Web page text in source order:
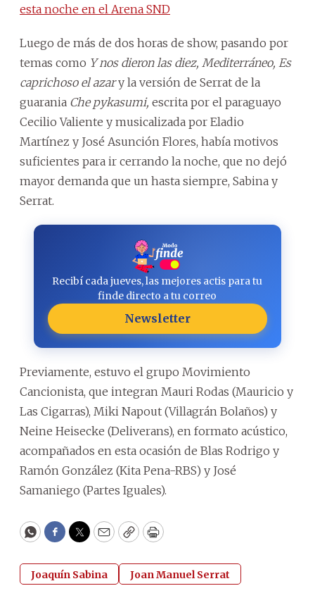
esta noche en el Arena SND
Luego de más de dos horas de show, pasando por
temas como Y nos dieron las diez, Mediterráneo, Es
caprichoso el azary la versión de Serrat de la
guarania Che pykasumi, escrita por el paraguayo
Cecilio Valiente y musicalizada por Eladio
Martínez y José Asunción Flores, había motivos
suficientes para ir cerrando la noche, que no dejó
mayor demanda que un hasta siempre, Sabina y
Serrat.
Recibí cada jueves, las mejores actis para tu
finde directo a tu correo
Newsletter
Previamente, estuvo el grupo Movimiento
Cancionista, que integran Mauri Rodas (Mauricio y
Las Cigarras), Miki Napout (Villagrán Bolaños) y
Neine Heisecke (Deliverans), en formato acústico,
acompañados en esta ocasión de Blas Rodrigo y
Ramón González (Kita Pena-RBS) y José
Samaniego (Partes Iguales).
WhatsApp
Facebook
Twitter
EmailCopyPrint
Joaquín Sabina Joan Manuel Serrat